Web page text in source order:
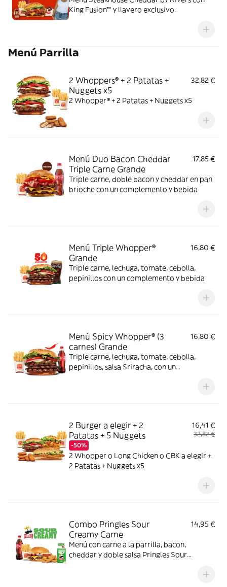
King Fusion™ y llavero exclusivo.
Menú Parrilla
2 Whoppers® + 2 Patatas +
Nuggets x5
32,82 €
2 Whopper® + 2 Patatas + Nuggets x5
Menú Duo Bacon Cheddar
Triple Carne Grande
17,85 €
Triple carne, doble bacon y cheddar en pan
brioche con un complemento y bebida
Menú Triple Whopper®
Grande
16,80 €
Triple carne, lechuga, tomate, cebolla,
pepinillos con un complemento y bebida
Menú Spicy Whopper® (3
carnes) Grande
16,80 €
Triple carne, lechuga, tomate, cebolla,
pepinillos, salsa Sriracha, con un
2 Burger a elegir + 2
Patatas + 5 Nuggets
-50%
16,41 €
32,82 €
2 Whopper o Long Chicken o CBK a elegir +
2 Patatas + Nuggets x5
Combo Pringles Sour
Creamy Carne
14,95 €
Menú con carne a la parrilla, bacon,
cheddar y doble salsa Pringles Sour